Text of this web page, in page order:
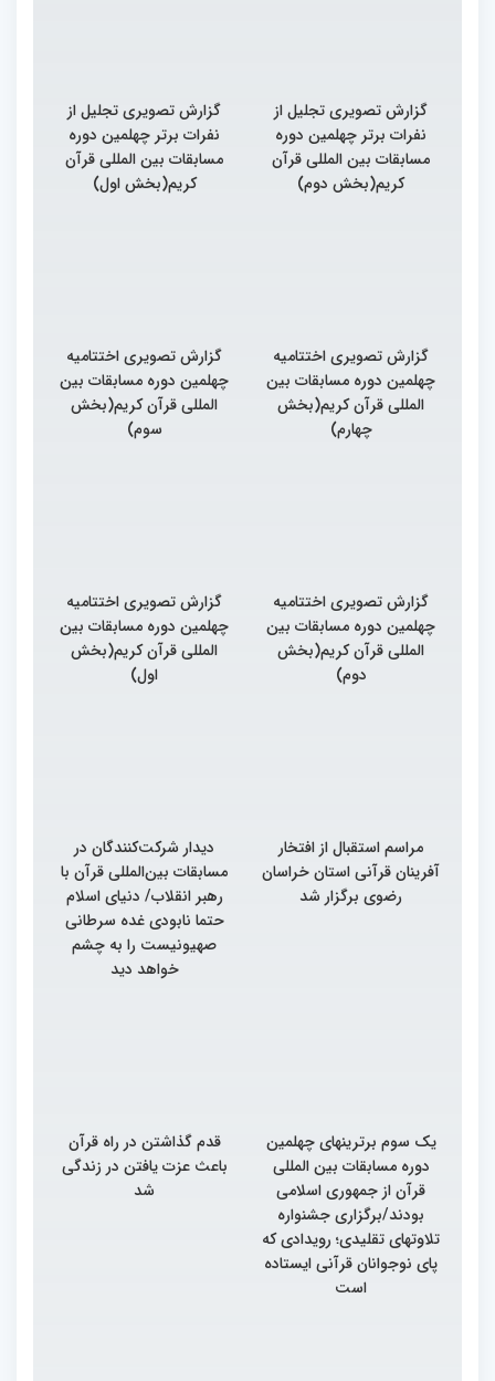
گزارش تصویری تجلیل از
نفرات برتر چهلمین دوره
مسابقات بین المللی قرآن
کریم(بخش دوم)
گزارش تصویری تجلیل از
نفرات برتر چهلمین دوره
مسابقات بین المللی قرآن
کریم(بخش اول)
گزارش تصویری اختتامیه
چهلمین دوره مسابقات بین
المللی قرآن کریم(بخش
چهارم)
گزارش تصویری اختتامیه
چهلمین دوره مسابقات بین
المللی قرآن کریم(بخش
سوم)
گزارش تصویری اختتامیه
چهلمین دوره مسابقات بین
المللی قرآن کریم(بخش
دوم)
گزارش تصویری اختتامیه
چهلمین دوره مسابقات بین
المللی قرآن کریم(بخش
اول)
مراسم استقبال از افتخار
آفرینان قرآنی استان خراسان
رضوی برگزار شد
دیدار شرکت‌کنندگان در
مسابقات بین‌المللی قرآن با
رهبر انقلاب/ دنیای اسلام
حتما نابودی غده سرطانی
صهیونیست را به چشم
خواهد دید
یک سوم برترینهای چهلمین
دوره مسابقات بین المللی
قرآن از جمهوری اسلامی
بودند/برگزاری جشنواره
تلاوتهای تقلیدی؛ رویدادی که
پای نوجوانان قرآنی ایستاده
است
قدم گذاشتن در راه قرآن
باعث عزت یافتن در زندگی
شد